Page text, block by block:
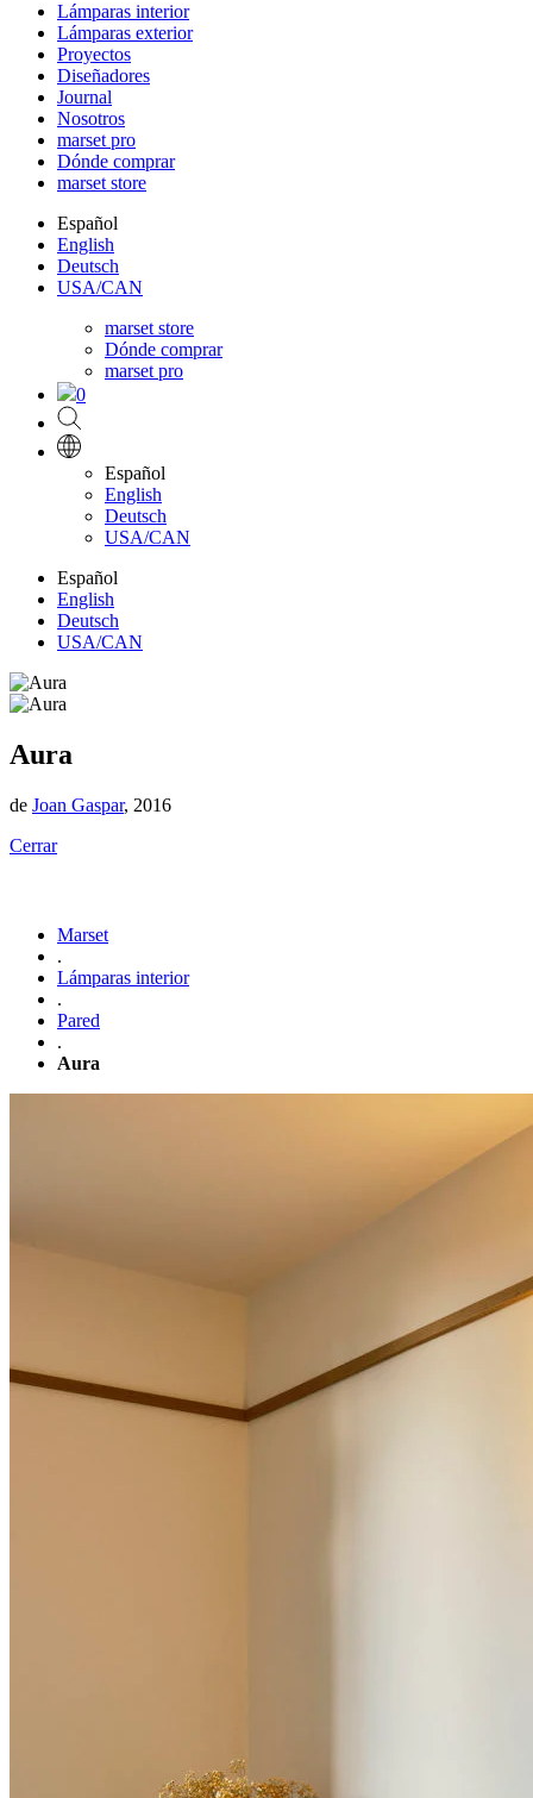
Lámparas interior
Lámparas exterior
Proyectos
Diseñadores
Journal
Nosotros
marset pro
Dónde comprar
marset store
Español
English
Deutsch
USA/CAN
marset store
Dónde comprar
marset pro
0
Español
English
Deutsch
USA/CAN
Español
English
Deutsch
USA/CAN
Aura
de Joan Gaspar, 2016
Cerrar
Marset
.
Lámparas interior
.
Pared
.
Aura